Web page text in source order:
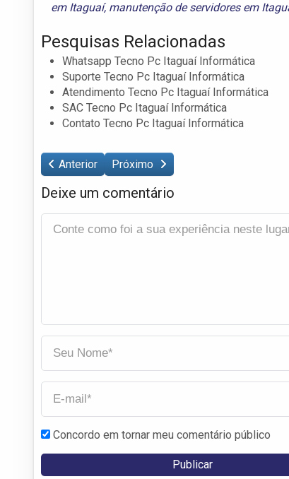
em Itaguaí, manutenção de servidores em
Pesquisas Relacionadas
Whatsapp Tecno Pc Itaguaí Informática
Suporte Tecno Pc Itaguaí Informática
Atendimento Tecno Pc Itaguaí Informática
SAC Tecno Pc Itaguaí Informática
Contato Tecno Pc Itaguaí Informática
Anterior Próximo
Deixe um comentário
Concordo em tornar meu comentário público